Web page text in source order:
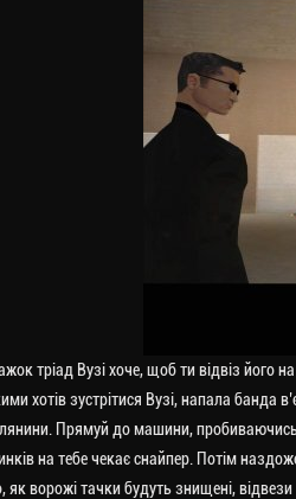
тріад Вузі хоче, щоб ти відвіз його
хотів зустрітися Вузі, напала банда
Прямуй до машини,
на тебе чекає снайпер. Потім
як ворожі тачки будуть знищені,